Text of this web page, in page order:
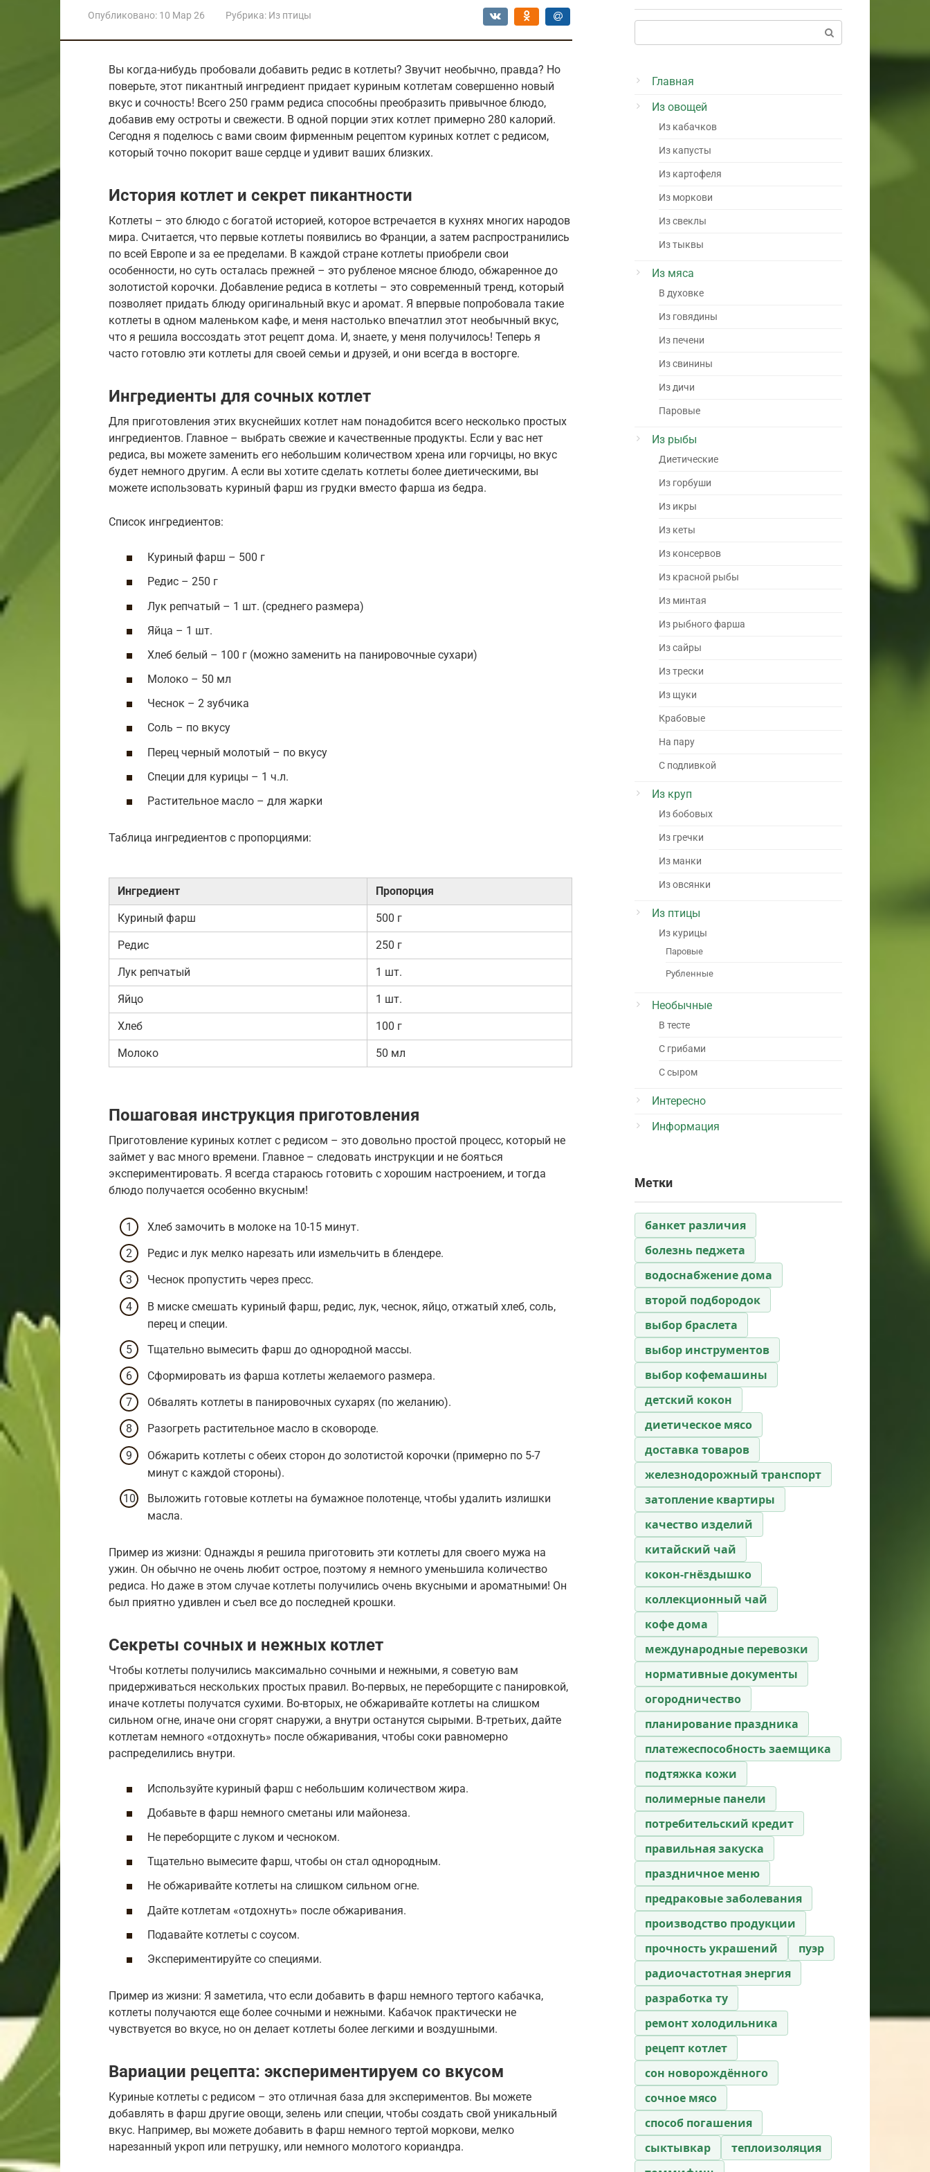
Опубликовано: 10 Мар 26 Рубрика: Из птицы
Вы когда-нибудь пробовали добавить редис в котлеты? Звучит необычно, правда? Но
поверьте, этот пикантный ингредиент придает куриным котлетам совершенно новый
вкус и сочность! Всего 250 грамм редиса способны преобразить привычное блюдо,
добавив ему остроты и свежести. В одной порции этих котлет примерно 280 калорий.
Сегодня я поделюсь с вами своим фирменным рецептом куриных котлет с редисом,
который точно покорит ваше сердце и удивит ваших близких.
История котлет и секрет пикантности
Котлеты – это блюдо с богатой историей, которое встречается в кухнях многих народов
мира. Считается, что первые котлеты появились во Франции, а затем распространились
по всей Европе и за ее пределами. В каждой стране котлеты приобрели свои
особенности, но суть осталась прежней – это рубленое мясное блюдо, обжаренное до
золотистой корочки. Добавление редиса в котлеты – это современный тренд, который
позволяет придать блюду оригинальный вкус и аромат. Я впервые попробовала такие
котлеты в одном маленьком кафе, и меня настолько впечатлил этот необычный вкус,
что я решила воссоздать этот рецепт дома. И, знаете, у меня получилось! Теперь я
часто готовлю эти котлеты для своей семьи и друзей, и они всегда в восторге.
Ингредиенты для сочных котлет
Для приготовления этих вкуснейших котлет нам понадобится всего несколько простых
ингредиентов. Главное – выбрать свежие и качественные продукты. Если у вас нет
редиса, вы можете заменить его небольшим количеством хрена или горчицы, но вкус
будет немного другим. А если вы хотите сделать котлеты более диетическими, вы
можете использовать куриный фарш из грудки вместо фарша из бедра.
Список ингредиентов:
Куриный фарш – 500 г
Редис – 250 г
Лук репчатый – 1 шт. (среднего размера)
Яйца – 1 шт.
Хлеб белый – 100 г (можно заменить на панировочные сухари)
Молоко – 50 мл
Чеснок – 2 зубчика
Соль – по вкусу
Перец черный молотый – по вкусу
Специи для курицы – 1 ч.л.
Растительное масло – для жарки
Таблица ингредиентов с пропорциями:
Ингредиент Пропорция
Куриный фарш 500 г
Редис 250 г
Лук репчатый 1 шт.
Яйцо 1 шт.
Хлеб 100 г
Молоко 50 мл
Пошаговая инструкция приготовления
Приготовление куриных котлет с редисом – это довольно простой процесс, который не
займет у вас много времени. Главное – следовать инструкции и не бояться
экспериментировать. Я всегда стараюсь готовить с хорошим настроением, и тогда
блюдо получается особенно вкусным!
Хлеб замочить в молоке на 10-15 минут.
Редис и лук мелко нарезать или измельчить в блендере.
Чеснок пропустить через пресс.
В миске смешать куриный фарш, редис, лук, чеснок, яйцо, отжатый хлеб, соль,
перец и специи.
Тщательно вымесить фарш до однородной массы.
Сформировать из фарша котлеты желаемого размера.
Обвалять котлеты в панировочных сухарях (по желанию).
Разогреть растительное масло в сковороде.
Обжарить котлеты с обеих сторон до золотистой корочки (примерно по 5-7
минут с каждой стороны).
Выложить готовые котлеты на бумажное полотенце, чтобы удалить излишки
масла.
Пример из жизни: Однажды я решила приготовить эти котлеты для своего мужа на
ужин. Он обычно не очень любит острое, поэтому я немного уменьшила количество
редиса. Но даже в этом случае котлеты получились очень вкусными и ароматными! Он
был приятно удивлен и съел все до последней крошки.
Секреты сочных и нежных котлет
Чтобы котлеты получились максимально сочными и нежными, я советую вам
придерживаться нескольких простых правил. Во-первых, не переборщите с панировкой,
иначе котлеты получатся сухими. Во-вторых, не обжаривайте котлеты на слишком
сильном огне, иначе они сгорят снаружи, а внутри останутся сырыми. В-третьих, дайте
котлетам немного «отдохнуть» после обжаривания, чтобы соки равномерно
распределились внутри.
Используйте куриный фарш с небольшим количеством жира.
Добавьте в фарш немного сметаны или майонеза.
Не переборщите с луком и чесноком.
Тщательно вымесите фарш, чтобы он стал однородным.
Не обжаривайте котлеты на слишком сильном огне.
Дайте котлетам «отдохнуть» после обжаривания.
Подавайте котлеты с соусом.
Экспериментируйте со специями.
Пример из жизни: Я заметила, что если добавить в фарш немного тертого кабачка,
котлеты получаются еще более сочными и нежными. Кабачок практически не
чувствуется во вкусе, но он делает котлеты более легкими и воздушными.
Вариации рецепта: экспериментируем со вкусом
Куриные котлеты с редисом – это отличная база для экспериментов. Вы можете
добавлять в фарш другие овощи, зелень или специи, чтобы создать свой уникальный
вкус. Например, вы можете добавить в фарш немного тертой моркови, мелко
нарезанный укроп или петрушку, или немного молотого кориандра.
Главная
Из овощей
Из кабачков
Из капусты
Из картофеля
Из моркови
Из свеклы
Из тыквы
Из мяса
В духовке
Из говядины
Из печени
Из свинины
Из дичи
Паровые
Из рыбы
Диетические
Из горбуши
Из икры
Из кеты
Из консервов
Из красной рыбы
Из минтая
Из рыбного фарша
Из сайры
Из трески
Из щуки
Крабовые
На пару
С подливкой
Из круп
Из бобовых
Из гречки
Из манки
Из овсянки
Из птицы
Из курицы
Паровые
Рубленные
Необычные
В тесте
С грибами
С сыром
Интересно
Информация
Метки
банкет различия
болезнь педжета
водоснабжение дома
второй подбородок
выбор браслета
выбор инструментов
выбор кофемашины
детский кокон
диетическое мясо
доставка товаров
железнодорожный транспорт
затопление квартиры
качество изделий
китайский чай
кокон-гнёздышко
коллекционный чай
кофе дома
международные перевозки
нормативные документы
огородничество
планирование праздника
платежеспособность заемщика
подтяжка кожи
полимерные панели
потребительский кредит
правильная закуска
праздничное меню
предраковые заболевания
производство продукции
прочность украшений
пуэр
радиочастотная энергия
разработка ту
ремонт холодильника
рецепт котлет
сон новорождённого
сочное мясо
способ погашения
сыктывкар
теплоизоляция